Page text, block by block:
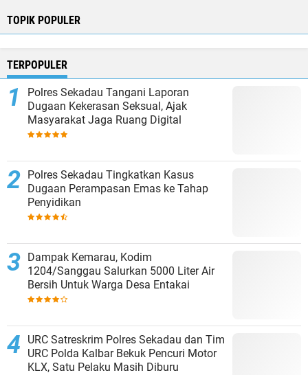
TOPIK POPULER
TERPOPULER
Polres Sekadau Tangani Laporan
Dugaan Kekerasan Seksual, Ajak
Masyarakat Jaga Ruang Digital
Polres Sekadau Tingkatkan Kasus
Dugaan Perampasan Emas ke Tahap
Penyidikan
Dampak Kemarau, Kodim
1204/Sanggau Salurkan 5000 Liter Air
Bersih Untuk Warga Desa Entakai
URC Satreskrim Polres Sekadau dan Tim
URC Polda Kalbar Bekuk Pencuri Motor
KLX, Satu Pelaku Masih Diburu